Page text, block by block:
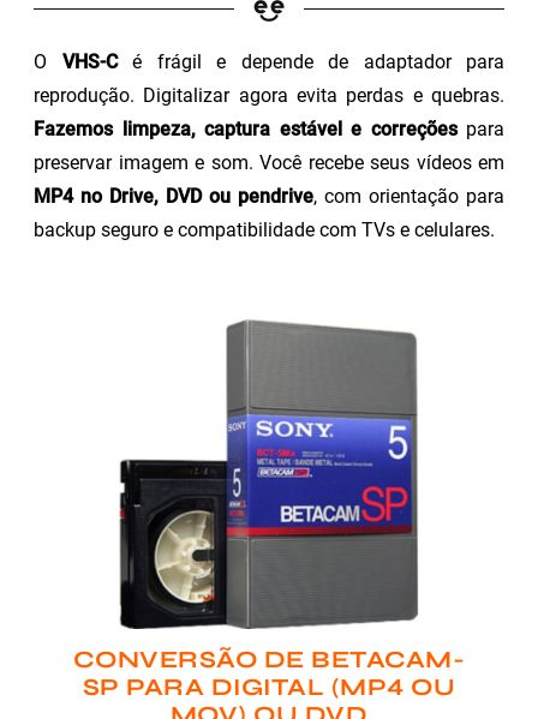
O VHS-Cé frágil e depende de adaptador para
reprodução. Digitalizar agora evita perdas e quebras.
Fazemos limpeza, captura estável e correçõespara
preservar imagem e som. Você recebe seus vídeos em
MP4 no Drive, DVD ou pendrive, com orientação para
backup seguro e compatibilidade com TVs e celulares.
CONVERSÃO DE BETACAM-
SP PARA DIGITAL (MP4 OU